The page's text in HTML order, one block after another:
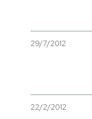
29/7/2012
22/2/2012